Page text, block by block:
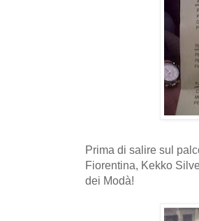
Prima di salire sul
Fiorentina, Kekko
dei Modà!